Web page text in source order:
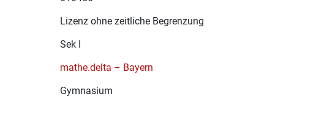
Lizenz ohne zeitliche Begrenzung
Sek I
mathe.delta – Bayern
Gymnasium